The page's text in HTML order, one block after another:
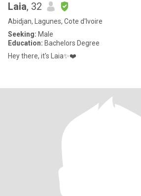
Laia, 32
Abidjan, Lagunes, Cote d'Ivoire
Seeking: Male
Education: Bachelors Degree
Hey there, it's Laia✨️❤️